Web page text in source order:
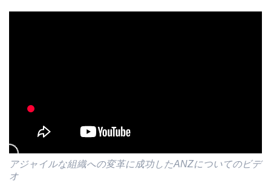
アジャイルな組織への変革に成功したANZについてのビデ
オ